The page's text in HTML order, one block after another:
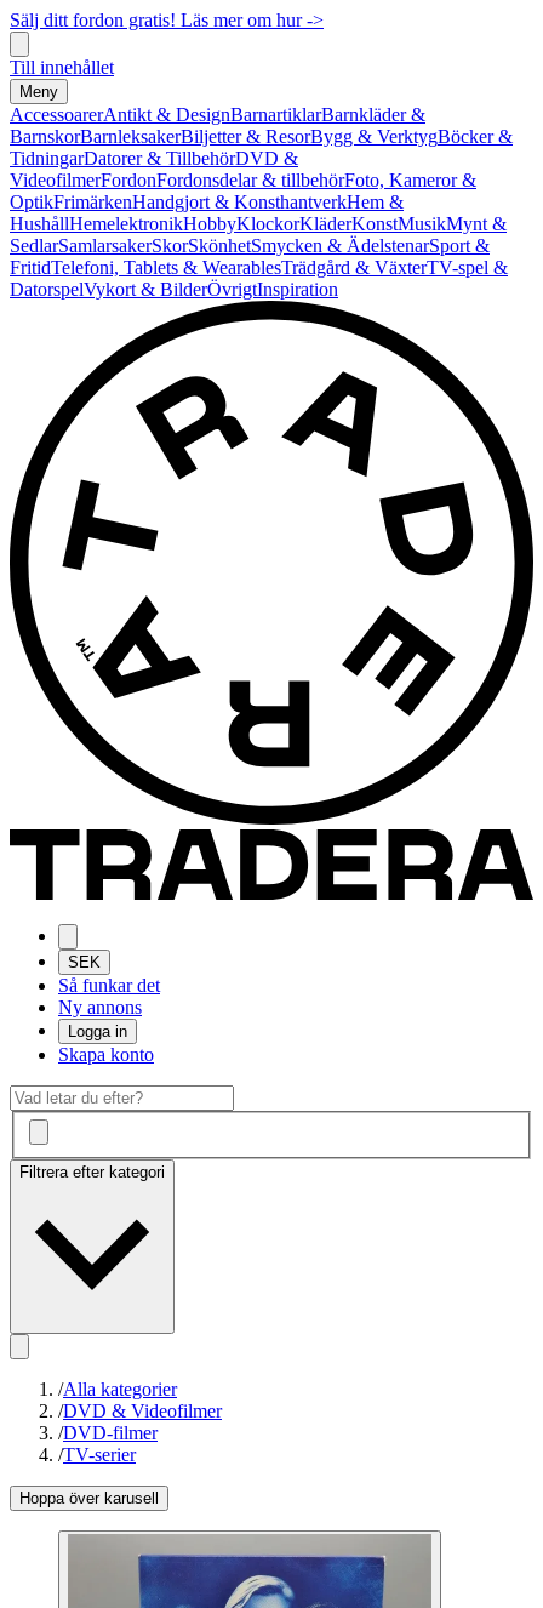
Sälj ditt fordon gratis! Läs mer om hur ->
Till innehållet
Meny
AccessoarerAntikt & DesignBarnartiklarBarnkläder &
BarnskorBarnleksakerBiljetter & ResorBygg & VerktygBöcker &
TidningarDatorer & TillbehörDVD &
VideofilmerFordonFordonsdelar & tillbehörFoto, Kameror &
OptikFrimärkenHandgjort & KonsthantverkHem &
HushållHemelektronikHobbyKlockorKläderKonstMusikMynt &
SedlarSamlarsakerSkorSkönhetSmycken & ÄdelstenarSport &
FritidTelefoni, Tablets & WearablesTrädgård & VäxterTV-spel &
DatorspelVykort & BilderÖvrigtInspiration
SEK
Så funkar det
Ny annons
Logga in
Skapa konto
Filtrera efter kategori
/Alla kategorier
/DVD & Videofilmer
/DVD-filmer
/TV-serier
Hoppa över karusell